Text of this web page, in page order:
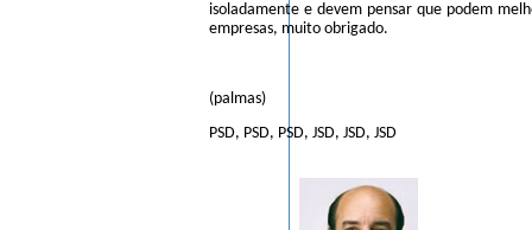
isoladamente e devem pensar que podem
empresas, muito obrigado.
(palmas)
PSD, PSD, PSD, JSD, JSD, JSD